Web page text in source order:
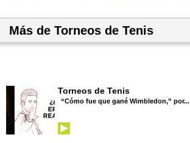
Más de Torneos de Tenis
Torneos de Tenis
“Cómo fue que gané Wimbledon,” por...